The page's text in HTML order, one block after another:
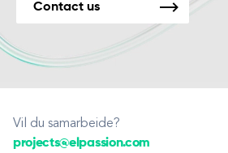
Contact us
Vil du samarbeide?
projects@elpassion.com